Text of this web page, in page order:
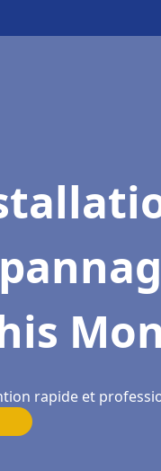
rapide et